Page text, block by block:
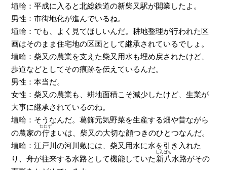
埴輪：平成に入ると北総鉄道の新柴又駅が開業したよ。
男性：市街地化が進んでいるね。
埴輪：でも、よく見てほしいんだ。耕地整理が行われた区
画はそのまま住宅地の区画として継承されているでしょ。
埴輪：柴又の農業を支えた柴又用水も埋め戻されたけど、
歩道などとしてその痕跡を伝えているんだ。
男性：本当だ。
女性：柴又の農業も、耕地面積こそ減少したけど、生業が
大事に継承されているのね。
埴輪：そうなんだ。葛飾元気野菜を生産する畑や昔ながら
の農家の佇
たたず
まいは、柴又の大切な顔つきのひとつなんだ。
埴輪：江戸川の河川敷には、柴又用水に水を引き入れた
り、舟が往来する水路として機能していた 新八
しんぱち
水路がその